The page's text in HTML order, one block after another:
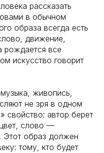
рассказать
в обычном
образа всегда есть
движение,
рождается все
искусство говорит
живопись,
не зря в одном
свойство: автор берет
слово —
Этот образ должен
тому, кто будет